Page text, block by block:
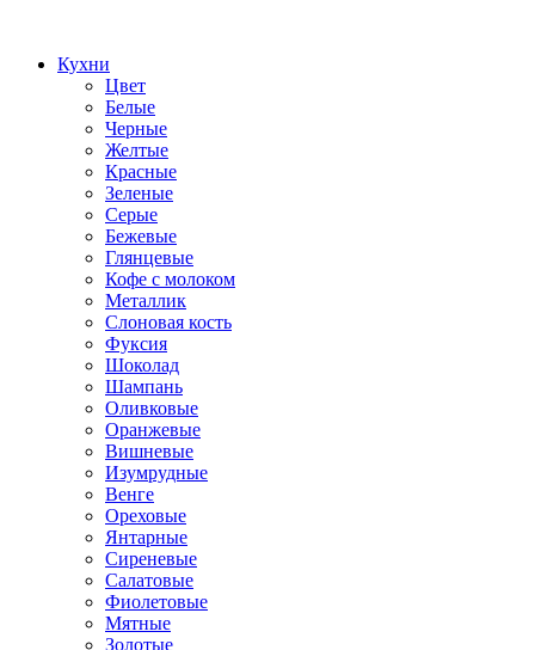
Кухни
Цвет
Белые
Черные
Желтые
Красные
Зеленые
Серые
Бежевые
Глянцевые
Кофе с молоком
Металлик
Слоновая кость
Фуксия
Шоколад
Шампань
Оливковые
Оранжевые
Вишневые
Изумрудные
Венге
Ореховые
Янтарные
Сиреневые
Салатовые
Фиолетовые
Мятные
Золотые